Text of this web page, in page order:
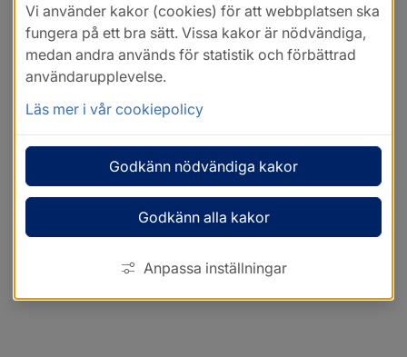
Vi använder kakor (cookies) för att webbplatsen ska
fungera på ett bra sätt. Vissa kakor är nödvändiga,
medan andra används för statistik och förbättrad
användarupplevelse.
Läs mer i vår cookiepolicy
Godkänn nödvändiga kakor
Godkänn alla kakor
Anpassa inställningar